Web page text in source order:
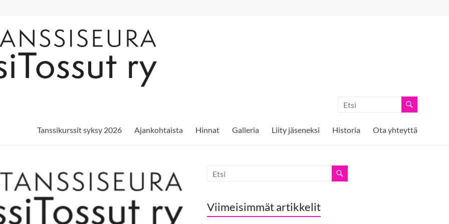
Tanssikurssit syksy 2026 Ajankohtaista Hinnat Galleria Liity jäseneksi Historia Ota yhteyttä
Viimeisimmät artikkelit